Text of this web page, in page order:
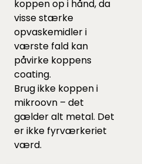
koppen op i hånd, da
visse stærke
opvaskemidler i
værste fald kan
påvirke koppens
coating.
Brug ikke koppen i
mikroovn – det
gælder alt metal. Det
er ikke fyrværkeriet
værd.